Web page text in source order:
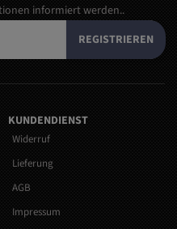
informiert werden..
REGISTRIEREN
KUNDENDIENST
Widerruf
Lieferung
AGB
Impressum